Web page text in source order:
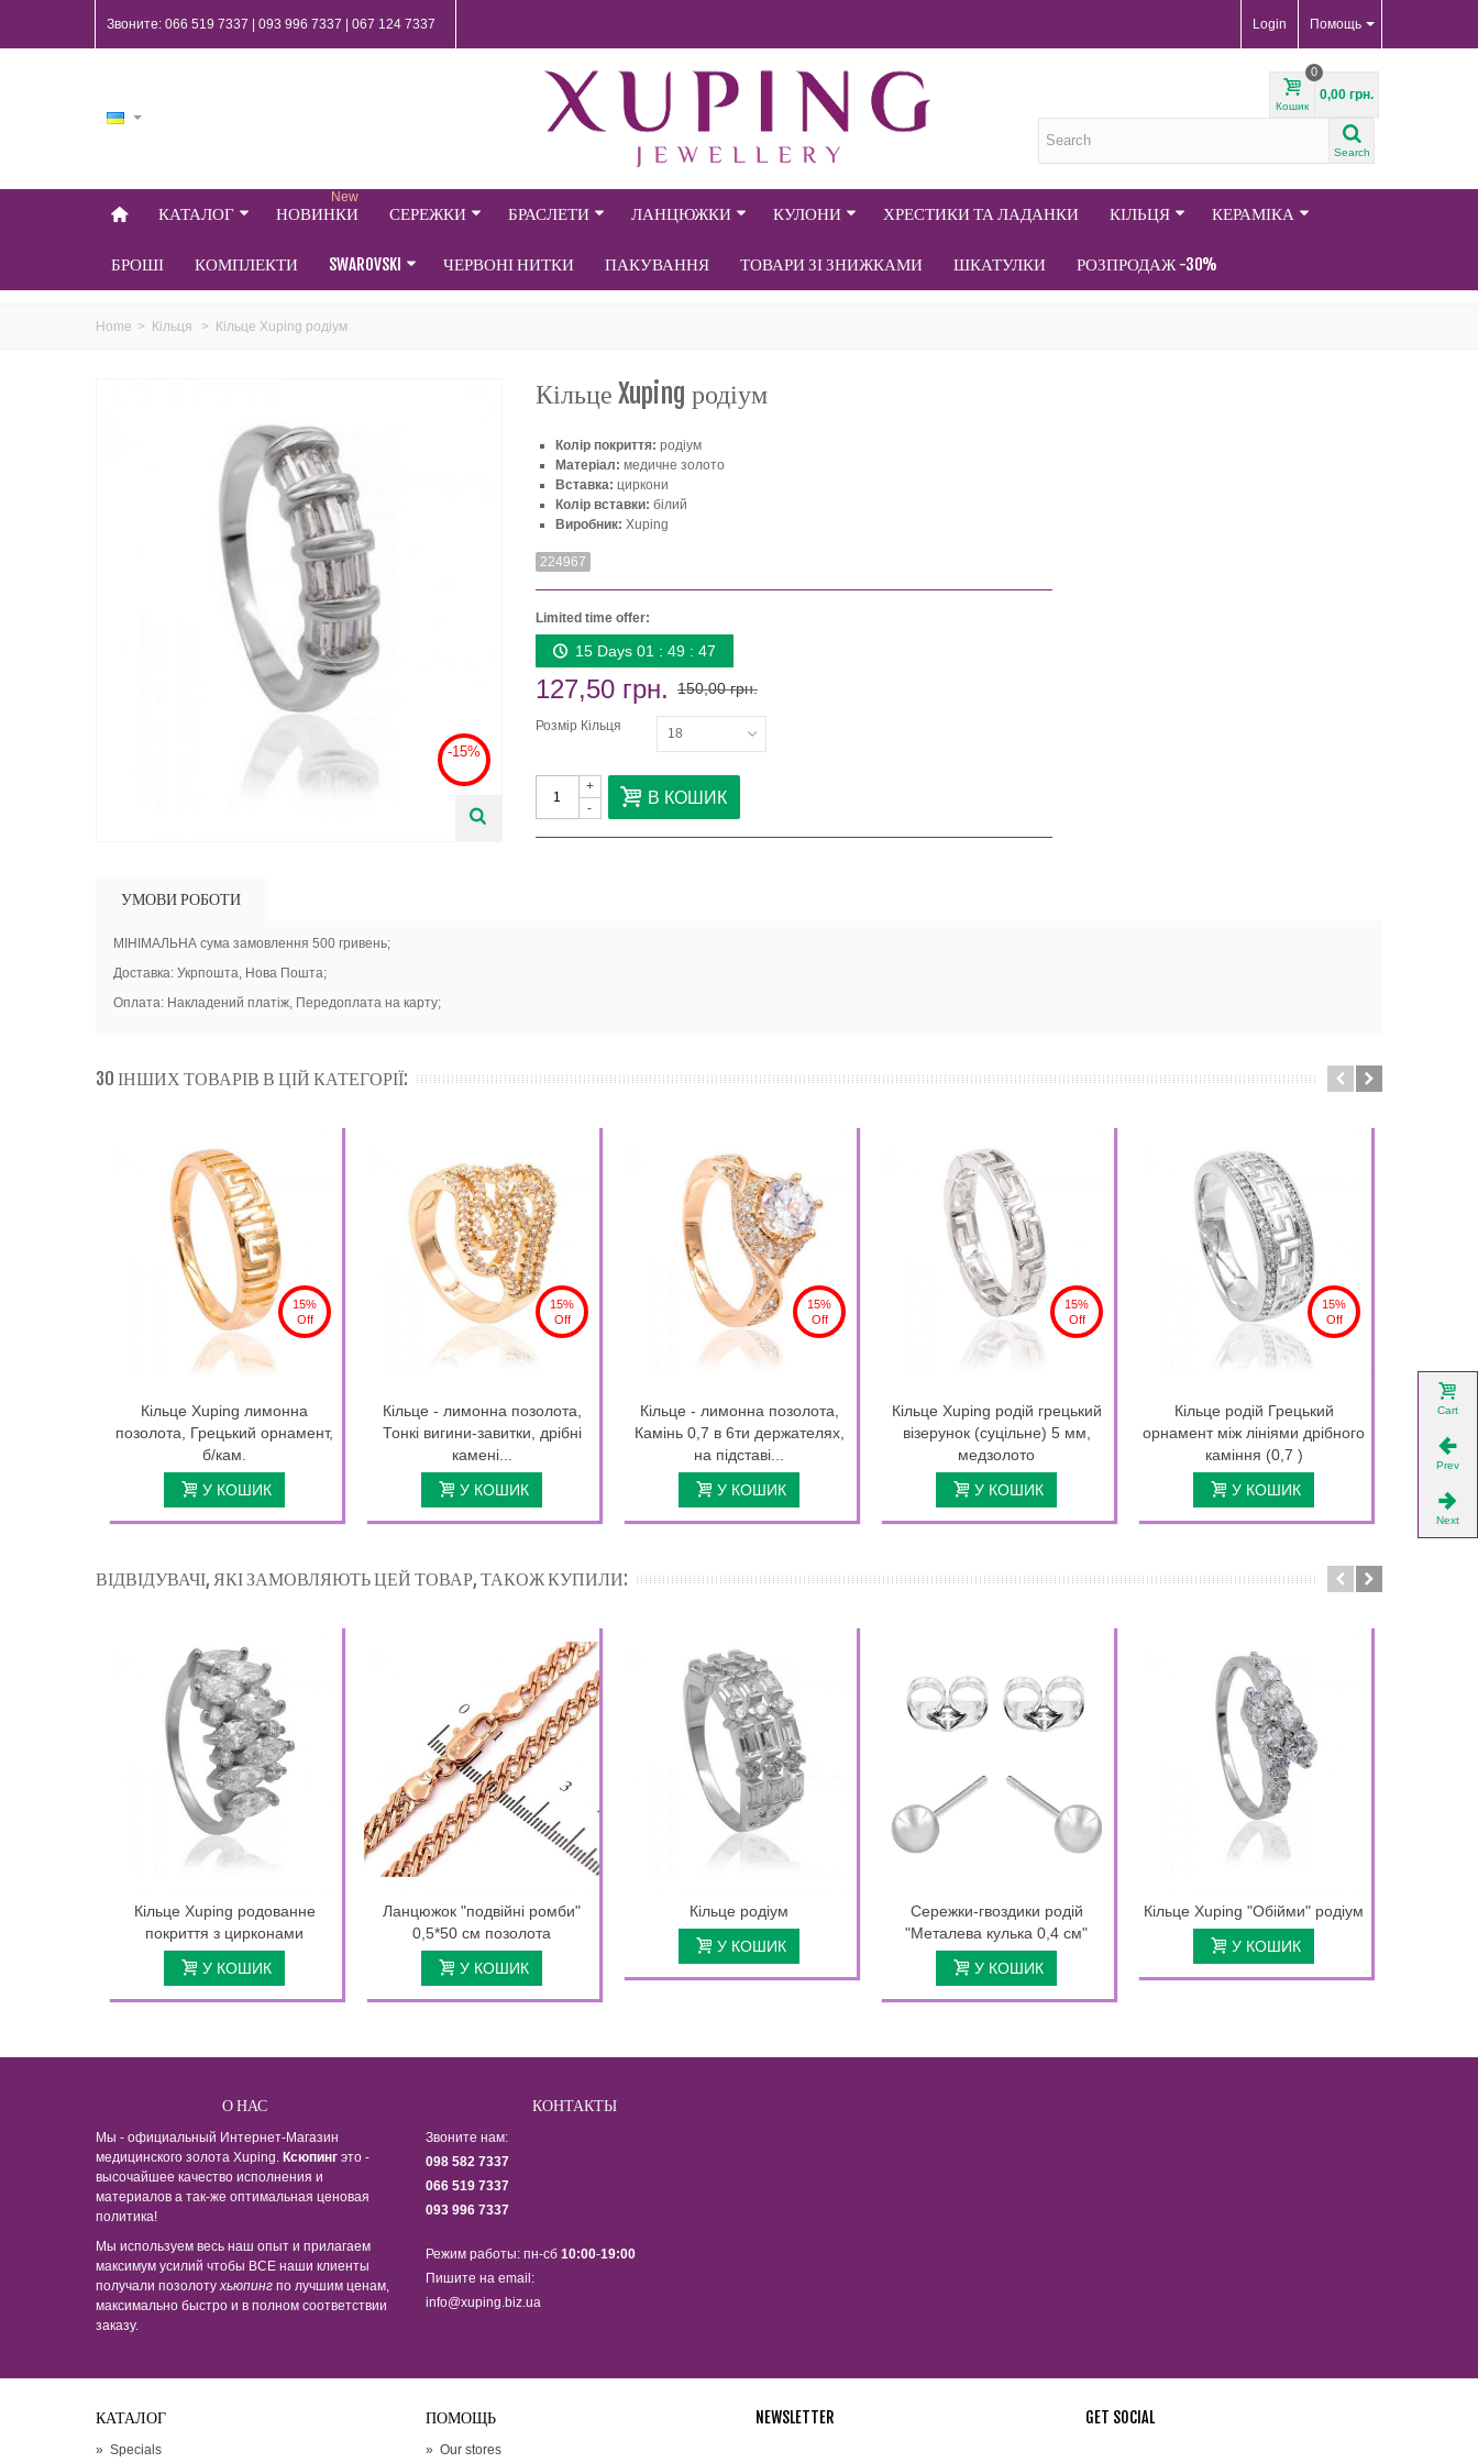
Помощь
Звоните: 066 519 7337 | 093 996 7337 | 067 124 7337 Login
Кошик
0
0,00 грн.
Search
КАТАЛОГ НОВИНКИ
New
СЕРЕЖКИ БРАСЛЕТИ ЛАНЦЮЖКИ КУЛОНИ ХРЕСТИКИ ТА ЛАДАНКИ КІЛЬЦЯ КЕРАМІКА
БРОШІ КОМПЛЕКТИ SWAROVSKI ЧЕРВОНІ НИТКИ ПАКУВАННЯ ТОВАРИ ЗІ ЗНИЖКАМИ ШКАТУЛКИ РОЗПРОДАЖ -30%
Home > Кільця > Кільце Xuping родіум
-15%
Кільце Xuping родіум
Колір покриття: родіум
Матеріал: медичне золото
Вставка: циркони
Колір вставки: білий
Виробник: Xuping
224967
Limited time offer:
15 Days 01 : 49 : 46
127,50 грн. 150,00 грн.
Розмір Кільця 18
-
+ В КОШИК
УМОВИ РОБОТИ
МІНІМАЛЬНА сума замовлення 500 гривень;
Доставка: Укрпошта, Нова Пошта;
Оплата: Накладений платіж, Передоплата на карту;
30 ІНШИХ ТОВАРІВ В ЦІЙ КАТЕГОРІЇ:
15%
Off
Кільце Xuping лимонна
позолота, Грецький орнамент,
б/кам.
У КОШИК
15%
Off
Кільце - лимонна позолота,
Тонкі вигини-завитки, дрібні
камені...
У КОШИК
15%
Off
Кільце - лимонна позолота,
Камінь 0,7 в 6ти держателях,
на підставі...
У КОШИК
15%
Off
Кільце Xuping родій грецький
візерунок (суцільне) 5 мм,
медзолото
У КОШИК
15%
Off
Кільце родій Грецький
орнамент між лініями дрібного
каміння (0,7 )
У КОШИК
ВІДВІДУВАЧІ, ЯКІ ЗАМОВЛЯЮТЬ ЦЕЙ ТОВАР, ТАКОЖ КУПИЛИ:
Кільце Xuping родованне
покриття з цирконами
У КОШИК
Ланцюжок "подвійні ромби"
0,5*50 см позолота
У КОШИК
Кільце родіум
У КОШИК
Сережки-гвоздики родій
"Металева кулька 0,4 см"
У КОШИК
Кільце Xuping "Обійми" родіум
У КОШИК
О НАС
Мы - официальный Интернет-Магазин
медицинского золота Xuping. Ксюпинг это -
высочайшее качество исполнения и
материалов а так-же оптимальная ценовая
политика!
Мы используем весь наш опыт и прилагаем
максимум усилий чтобы ВСЕ наши клиенты
получали позолотухьюпинг по лучшим ценам,
максимально быстро и в полном соответствии
заказу.
КОНТАКТЫ
Звоните нам:
098 582 7337
066 519 7337
093 996 7337
Режим работы: пн-сб 10:00-19:00
Пишите на email:
info@xuping.biz.ua
КАТАЛОГ
» Specials
ПОМОЩЬ
» Our stores
NEWSLETTER GET SOCIAL
Cart
Prev
Next